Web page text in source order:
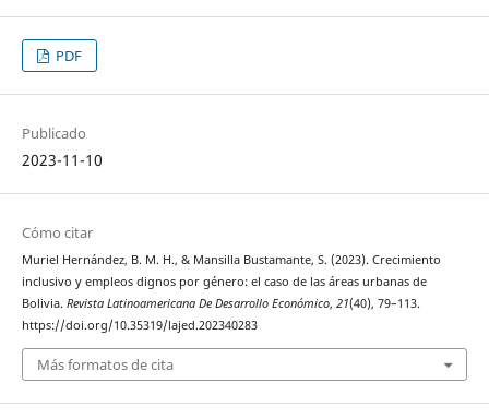
PDF
Publicado
2023-11-10
Cómo citar
Muriel Hernández, B. M. H., & Mansilla Bustamante, S. (2023). Crecimiento
inclusivo y empleos dignos por género: el caso de las áreas urbanas de
Bolivia. Revista Latinoamericana De Desarrollo Económico, 21(40), 79–113.
https://doi.org/10.35319/lajed.202340283
Más formatos de cita